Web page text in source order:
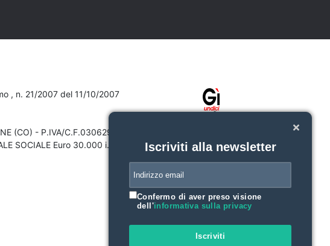
, n. 21/2007 del 11/10/2007
(CO) - P.IVA/C.F.03062910132
SOCIALE Euro 30.000 i.v.
Iscriviti alla newsletter
Confermo di aver preso visione
dell'informativa sulla privacy
Iscriviti